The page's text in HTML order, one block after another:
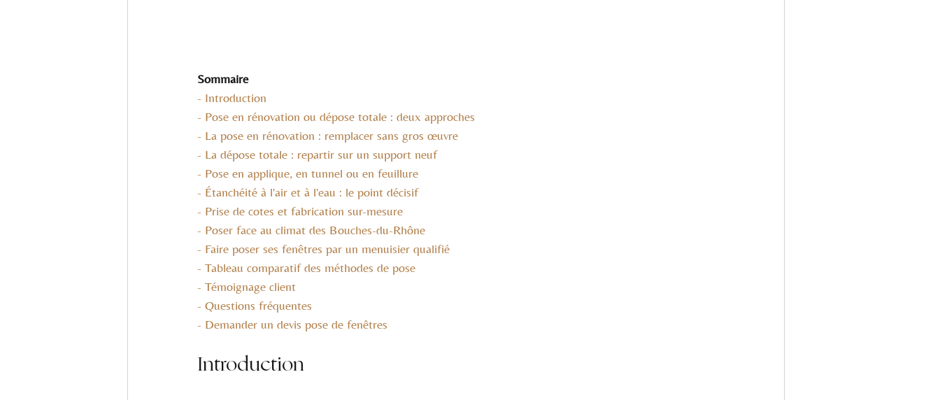
Sommaire
- Introduction
- Pose en rénovation ou dépose totale : deux approches
- La pose en rénovation : remplacer sans gros œuvre
- La dépose totale : repartir sur un support neuf
- Pose en applique, en tunnel ou en feuillure
- Étanchéité à l'air et à l'eau : le point décisif
- Prise de cotes et fabrication sur-mesure
- Poser face au climat des Bouches-du-Rhône
- Faire poser ses fenêtres par un menuisier qualifié
- Tableau comparatif des méthodes de pose
- Témoignage client
- Questions fréquentes
- Demander un devis pose de fenêtres
Introduction